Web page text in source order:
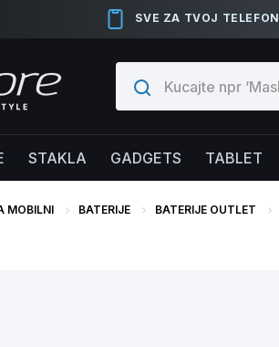
SVE ZA TVOJ TELEFON
STAKLA GADGETS TABLET
MOBILNI BATERIJE BATERIJE OUTLET